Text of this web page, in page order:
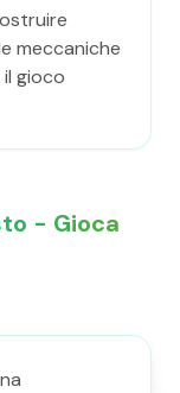
meccaniche
gioco
- Gioca